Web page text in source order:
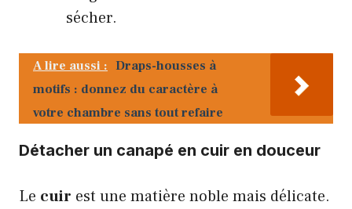
sécher.
A lire aussi : Draps-housses à
motifs : donnez du caractère à
votre chambre sans tout refaire
Détacher un canapé en cuir en douceur
Le cuir est une matière noble mais délicate.